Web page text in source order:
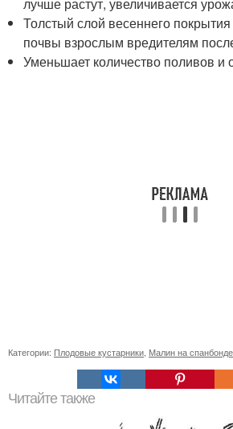
лучше растут, увеличивается
Толстый слой весеннего
почвы взрослым вредителям
Уменьшает количество поливов и
Категории: Плодовые кустарники Малин на спанбонде
Читайте также